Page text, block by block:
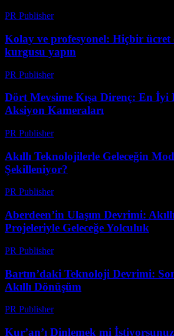
PR Publisher-
Kolay ve profesyonel: Hiçbir ücret
kurgusu yapın
PR Publisher-
Dört Mevsime Kışa Direnç: En
Aksiyon Kameraları
PR Publisher-
Akıllı Teknolojilerle Geleceğin
Şekilleniyor?
PR Publisher-
Aberdeen’in Ulaşım Devrimi:
Projeleriyle Geleceğe Yolculuk
PR Publisher-
Bartın’daki Teknoloji Devrimi:
Akıllı Dönüşüm
PR Publisher-
Kur’an’ı Dinlemek mi